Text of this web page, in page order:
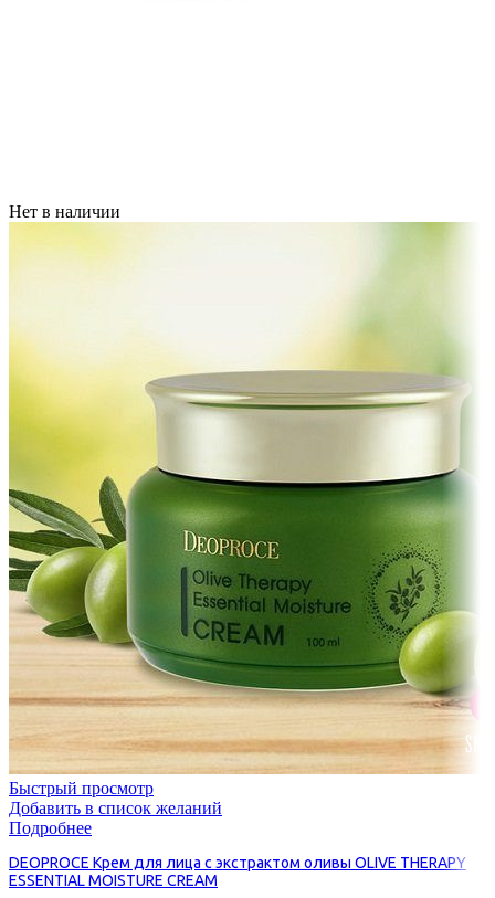
Нет в наличии
Быстрый просмотр
Добавить в список желаний
Подробнее
DEOPROCE Крем для лица с экстрактом оливы OLIVE THERAPY
ESSENTIAL MOISTURE CREAM